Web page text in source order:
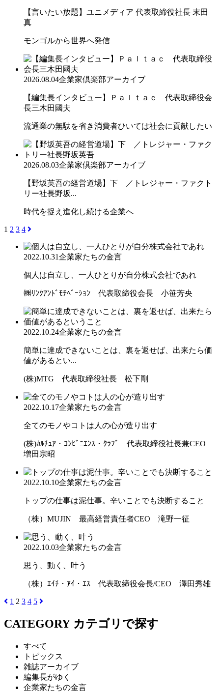
【言いたい放題】ユニメディア 代表取締役社長 末田
真
モンゴルから世界へ発信
2026.08.04企業家倶楽部アーカイブ
【編集長インタビュー】Ｐａｌｔａｃ 代表取締役会
長三木田國夫
流通業の無駄を省き消費者ひいては社会に貢献したい
2026.08.03企業家倶楽部アーカイブ
【野坂英吾の経営道場】下 ／トレジャー・ファクト
リー社長野坂...
時代を捉え進化し続ける企業へ
1 2 3 4
2022.10.31企業家たちの金言
個人は自立し、一人ひとりが自分株式会社であれ
㈱ﾘﾝｸｱﾝﾄﾞﾓﾁﾍﾞｰｼｮﾝ 代表取締役会長 小笹芳央
2022.10.24企業家たちの金言
簡単に達成できないことは、裏を返せば、出来たら価
値があるとい...
(株)MTG 代表取締役社長 松下剛
2022.10.17企業家たちの金言
全てのモノやコトは人の心が造り出す
(株)ｶﾙﾁｭｱ・ｺﾝﾋﾞﾆｴﾝｽ・ｸﾗﾌﾞ 代表取締役社長兼CEO
増田宗昭
2022.10.10企業家たちの金言
トップの仕事は泥仕事。辛いことでも決断すること
（株）MUJIN 最高経営責任者CEO 滝野一征
2022.10.03企業家たちの金言
思う、動く、叶う
（株）ｴｲﾁ・ｱｲ・ｴｽ 代表取締役会長/CEO 澤田秀雄
1 2 3 4 5
CATEGORY カテゴリで探す
すべて
トピックス
雑誌アーカイブ
編集長がゆく
企業家たちの金言